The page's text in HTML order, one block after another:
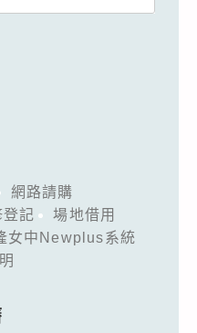
網路請購
登記
場地借用
女中Newplus系統